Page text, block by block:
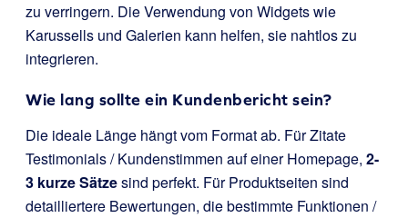
zu verringern. Die Verwendung von Widgets wie
Karussells und Galerien kann helfen, sie nahtlos zu
integrieren.
Wie lang sollte ein Kundenbericht sein?
Die ideale Länge hängt vom Format ab. Für Zitate
Testimonials / Kundenstimmen auf einer Homepage, 2-
3 kurze Sätzesind perfekt. Für Produktseiten sind
detailliertere Bewertungen, die bestimmte Funktionen /